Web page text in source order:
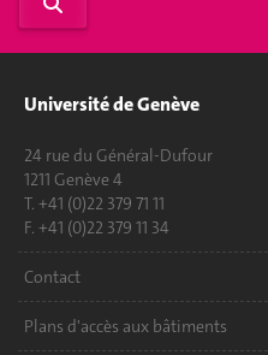
Université de Genève
24 rue du Général-Dufour
1211 Genève 4
T. +41 (0)22 379 71 11
F. +41 (0)22 379 11 34
Contact
Plans d'accès aux bâtiments